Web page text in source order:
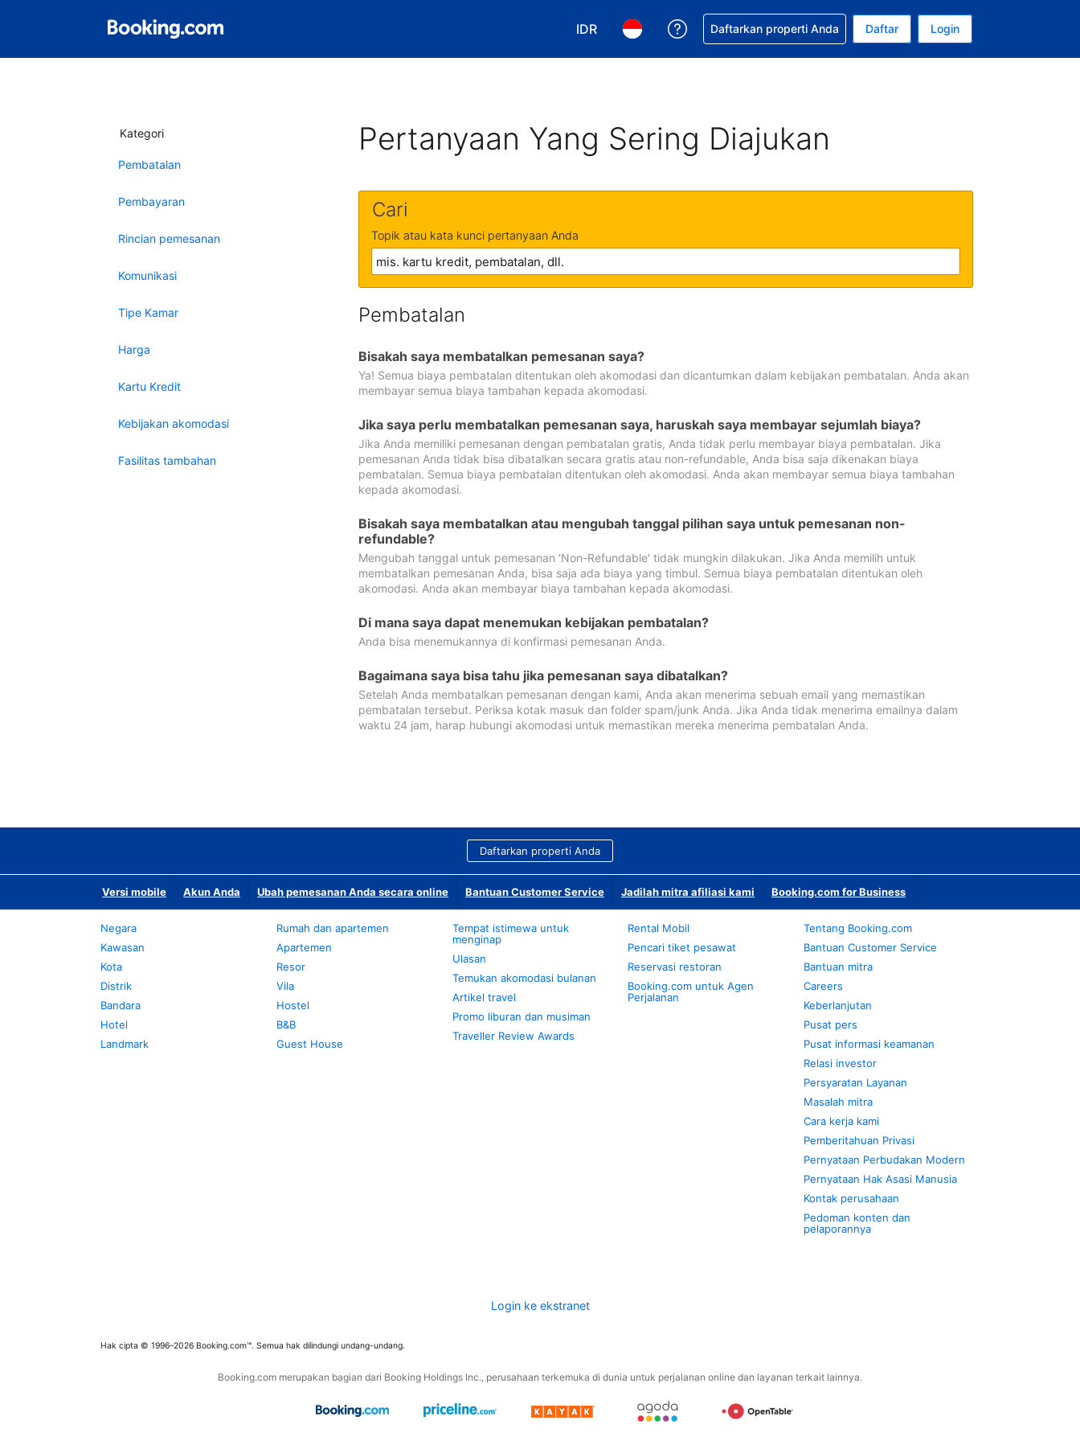
IDR
Pilih mata uang Anda. Mata uang Anda saat ini adalah Rupiah Indonesia
Pilih bahasa Anda. Bahasa Anda saat ini adalah Bahasa Indonesia
Dapatkan bantuan untuk pemesanan Anda
Daftarkan properti Anda Daftar Login
Kategori
Pembatalan
Pembayaran
Rincian pemesanan
Komunikasi
Tipe Kamar
Harga
Kartu Kredit
Kebijakan akomodasi
Fasilitas tambahan
Pertanyaan Yang Sering Diajukan
Cari
Topik atau kata kunci pertanyaan Anda
Pembatalan
Bisakah saya membatalkan pemesanan saya?
Ya! Semua biaya pembatalan ditentukan oleh akomodasi dan dicantumkan dalam kebijakan pembatalan. Anda akan
membayar semua biaya tambahan kepada akomodasi.
Jika saya perlu membatalkan pemesanan saya, haruskah saya membayar sejumlah biaya?
Jika Anda memiliki pemesanan dengan pembatalan gratis, Anda tidak perlu membayar biaya pembatalan. Jika
pemesanan Anda tidak bisa dibatalkan secara gratis atau non-refundable, Anda bisa saja dikenakan biaya
pembatalan. Semua biaya pembatalan ditentukan oleh akomodasi. Anda akan membayar semua biaya tambahan
kepada akomodasi.
Bisakah saya membatalkan atau mengubah tanggal pilihan saya untuk pemesanan non-
refundable?
Mengubah tanggal untuk pemesanan 'Non-Refundable' tidak mungkin dilakukan. Jika Anda memilih untuk
membatalkan pemesanan Anda, bisa saja ada biaya yang timbul. Semua biaya pembatalan ditentukan oleh
akomodasi. Anda akan membayar biaya tambahan kepada akomodasi.
Di mana saya dapat menemukan kebijakan pembatalan?
Anda bisa menemukannya di konfirmasi pemesanan Anda.
Bagaimana saya bisa tahu jika pemesanan saya dibatalkan?
Setelah Anda membatalkan pemesanan dengan kami, Anda akan menerima sebuah email yang memastikan
pembatalan tersebut. Periksa kotak masuk dan folder spam/junk Anda. Jika Anda tidak menerima emailnya dalam
waktu 24 jam, harap hubungi akomodasi untuk memastikan mereka menerima pembatalan Anda.
Daftarkan properti Anda
Versi mobile Akun Anda Ubah pemesanan Anda secara online Bantuan Customer Service Jadilah mitra afiliasi kami Booking.com for Business
Negara
Kawasan
Kota
Distrik
Bandara
Hotel
Landmark
Rumah dan apartemen
Apartemen
Resor
Vila
Hostel
B&B
Guest House
Tempat istimewa untuk
menginap
Ulasan
Temukan akomodasi bulanan
Artikel travel
Promo liburan dan musiman
Traveller Review Awards
Rental Mobil
Pencari tiket pesawat
Reservasi restoran
Booking.com untuk Agen
Perjalanan
Tentang Booking.com
Bantuan Customer Service
Bantuan mitra
Careers
Keberlanjutan
Pusat pers
Pusat informasi keamanan
Relasi investor
Persyaratan Layanan
Masalah mitra
Cara kerja kami
Pemberitahuan Privasi
Pernyataan Perbudakan Modern
Pernyataan Hak Asasi Manusia
Kontak perusahaan
Pedoman konten dan
pelaporannya
Login ke ekstranet
Hak cipta © 1996–2026 Booking.com™. Semua hak dilindungi undang-undang.
Booking.com merupakan bagian dari Booking Holdings Inc., perusahaan terkemuka di dunia untuk perjalanan online dan layanan terkait lainnya.